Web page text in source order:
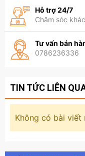
Hỗ trợ 24/7
Chăm sóc
Tư vấn bán
0786236336
TIN TỨC LIÊN
Không có bài viết